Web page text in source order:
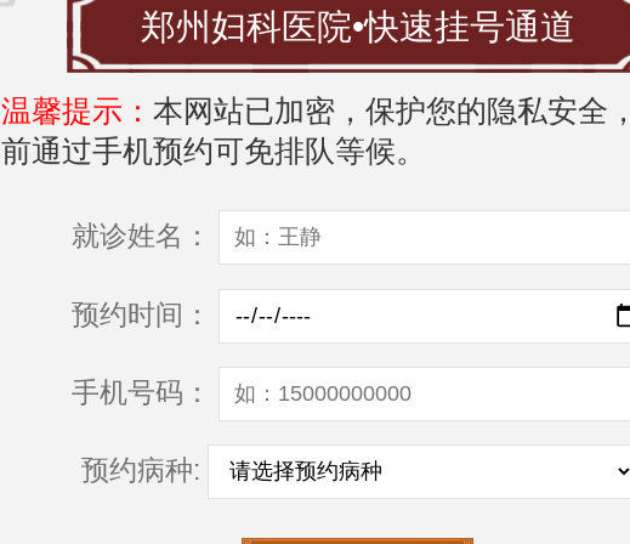
郑州妇科医院•快速挂号通道
温馨提示： 本网站已加密，保护您的隐私安全
前通过手机预约可免排队等候。
就诊姓名：
预约时间：
手机号码：
预约病种: